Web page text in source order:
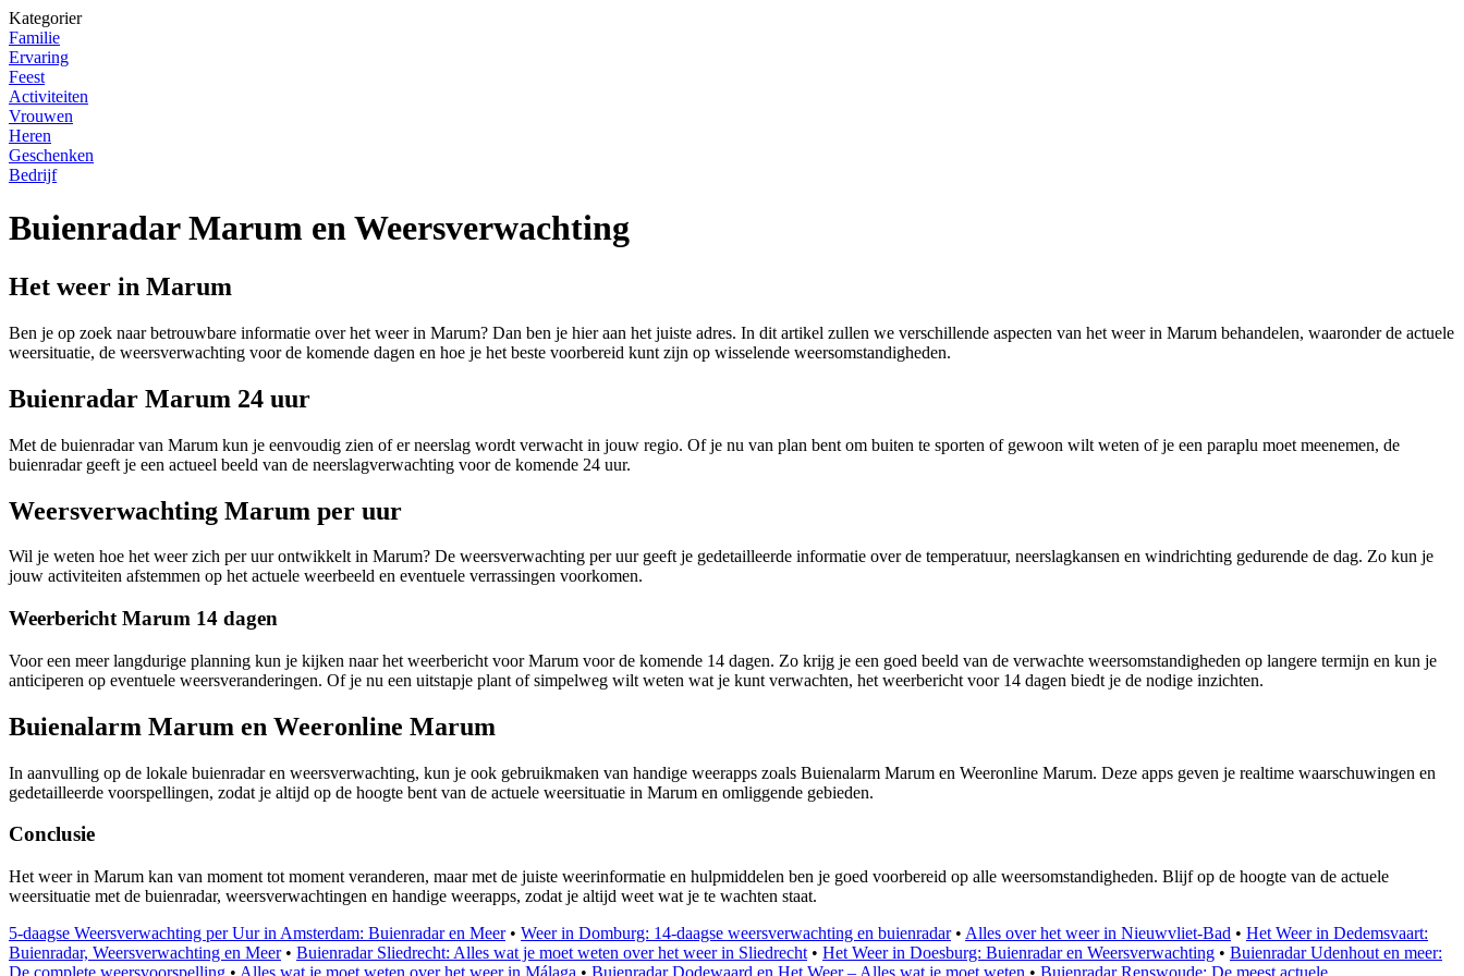
Kategorier
Familie
Ervaring
Feest
Activiteiten
Vrouwen
Heren
Geschenken
Bedrijf
Buienradar Marum en Weersverwachting
Het weer in Marum
Ben je op zoek naar betrouwbare informatie over het weer in Marum? Dan ben je hier aan het juiste adres. In dit artikel zullen we verschillende aspecten van het weer in Marum behandelen, waaronder de actuele
weersituatie, de weersverwachting voor de komende dagen en hoe je het beste voorbereid kunt zijn op wisselende weersomstandigheden.
Buienradar Marum 24 uur
Met de buienradar van Marum kun je eenvoudig zien of er neerslag wordt verwacht in jouw regio. Of je nu van plan bent om buiten te sporten of gewoon wilt weten of je een paraplu moet meenemen, de
buienradar geeft je een actueel beeld van de neerslagverwachting voor de komende 24 uur.
Weersverwachting Marum per uur
Wil je weten hoe het weer zich per uur ontwikkelt in Marum? De weersverwachting per uur geeft je gedetailleerde informatie over de temperatuur, neerslagkansen en windrichting gedurende de dag. Zo kun je
jouw activiteiten afstemmen op het actuele weerbeeld en eventuele verrassingen voorkomen.
Weerbericht Marum 14 dagen
Voor een meer langdurige planning kun je kijken naar het weerbericht voor Marum voor de komende 14 dagen. Zo krijg je een goed beeld van de verwachte weersomstandigheden op langere termijn en kun je
anticiperen op eventuele weersveranderingen. Of je nu een uitstapje plant of simpelweg wilt weten wat je kunt verwachten, het weerbericht voor 14 dagen biedt je de nodige inzichten.
Buienalarm Marum en Weeronline Marum
In aanvulling op de lokale buienradar en weersverwachting, kun je ook gebruikmaken van handige weerapps zoals Buienalarm Marum en Weeronline Marum. Deze apps geven je realtime waarschuwingen en
gedetailleerde voorspellingen, zodat je altijd op de hoogte bent van de actuele weersituatie in Marum en omliggende gebieden.
Conclusie
Het weer in Marum kan van moment tot moment veranderen, maar met de juiste weerinformatie en hulpmiddelen ben je goed voorbereid op alle weersomstandigheden. Blijf op de hoogte van de actuele
weersituatie met de buienradar, weersverwachtingen en handige weerapps, zodat je altijd weet wat je te wachten staat.
5-daagse Weersverwachting per Uur in Amsterdam: Buienradar en Meer• Weer in Domburg: 14-daagse weersverwachting en buienradar• Alles over het weer in Nieuwvliet-Bad • Het Weer in Dedemsvaart:
Buienradar, Weersverwachting en Meer• Buienradar Sliedrecht: Alles wat je moet weten over het weer in Sliedrecht • Het Weer in Doesburg: Buienradar en Weersverwachting • Buienradar Udenhout en meer:
De complete weersvoorspelling • Alles wat je moet weten over het weer in Málaga • Buienradar Dodewaard en Het Weer – Alles wat je moet weten • Buienradar Renswoude: De meest actuele